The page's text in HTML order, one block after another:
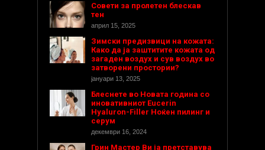
Совети за пролетен блескав
тен
април 15, 2025
Зимски предизвици на кожата:
Како да ја заштитите кожата од
загаден воздух и сув воздух во
затворени простории?
јануари 13, 2025
Блеснете во Новата година со
иновативниот Eucerin
Hyaluron-Filler Ноќен пилинг и
серум
декември 16, 2024
Грин Мастер Ви ја претставува